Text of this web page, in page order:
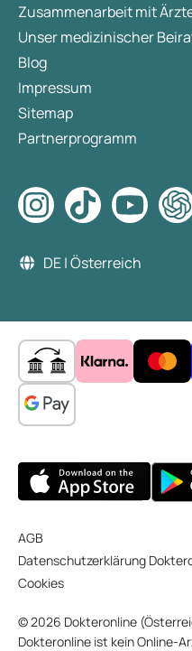
Zusammenarbeit mit
Unser medizinischer
Blog
Impressum
Sitemap
Partnerprogramm
DE | Österreich
AGB
Datenschutzerklärung
Cookies
© 2026 Dokteronline
Dokteronline ist kein Online-